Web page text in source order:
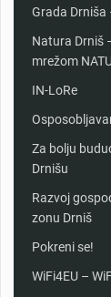
Grada Drniša
Natura Drniš
mrežom
IN-LoRe
Za bolju
Drnišu
Razvoj
zonu Drniš
Pokreni se!
WiFi4EU –